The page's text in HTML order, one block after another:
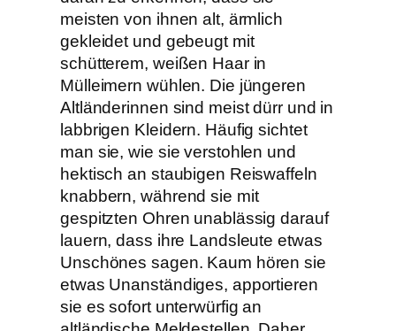
meisten von ihnen alt, ärmlich
gekleidet und gebeugt mit
schütterem, weißen Haar in
Mülleimern wühlen. Die jüngeren
Altländerinnen sind meist dürr und in
labbrigen Kleidern. Häufig sichtet
man sie, wie sie verstohlen und
hektisch an staubigen Reiswaffeln
knabbern, während sie mit
gespitzten Ohren unablässig darauf
lauern, dass ihre Landsleute etwas
Unschönes sagen. Kaum hören sie
etwas Unanständiges, apportieren
sie es sofort unterwürfig an